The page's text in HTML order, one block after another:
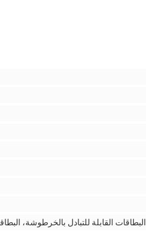
البطاقات القابلة للتبادل بالخرطوشة،